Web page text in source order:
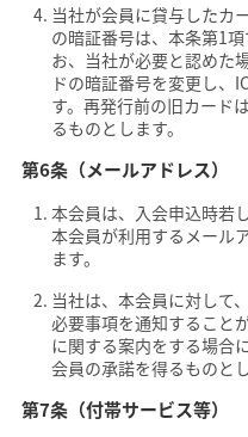
当社が会員に貸与したカ
の暗証番号は、本条第1
お、当社が必要と認めた
ドの暗証番号を変更し、
す。再発行前の旧カード
るものとします。
第6条（メールアドレス）
本会員は、入会申込時若
本会員が利用するメール
ます。
当社は、本会員に対して
必要事項を通知すること
に関する案内をする場合
会員の承諾を得るものとし
第7条（付帯サービス等）